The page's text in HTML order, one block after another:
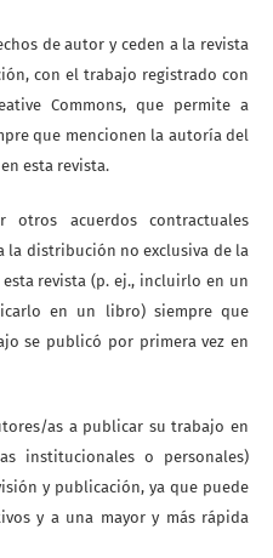
de autor y ceden a la revista
con el trabajo registrado con
Commons, que permite a
que mencionen la autoría del
esta revista.
otros acuerdos contractuales
la distribución no exclusiva de la
revista (p. ej., incluirlo en un
en un libro) siempre que
se publicó por primera vez en
as a publicar su trabajo en
institucionales o personales)
y publicación, ya que puede
y a una mayor y más rápida